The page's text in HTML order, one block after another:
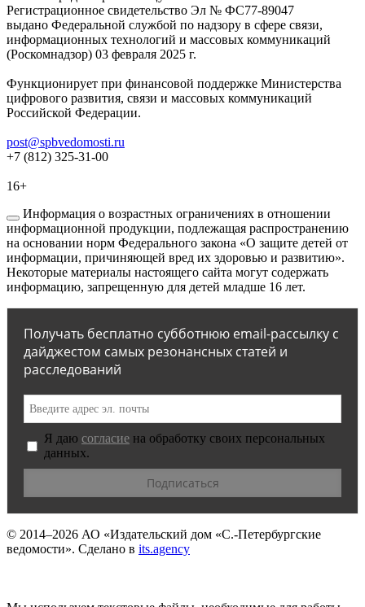
Регистрационное свидетельство Эл № ФС77-89047
выдано Федеральной службой по надзору в сфере связи,
информационных технологий и массовых коммуникаций
(Роскомнадзор) 03 февраля 2025 г.
Функционирует при финансовой поддержке Министерства
цифрового развития, связи и массовых коммуникаций
Российской Федерации.
post@spbvedomosti.ru
+7 (812) 325-31-00
16+
Информация о возрастных ограничениях в отношении
информационной продукции, подлежащая распространению
на основании норм Федерального закона «О защите детей от
информации, причиняющей вред их здоровью и развитию».
Некоторые материалы настоящего сайта могут содержать
информацию, запрещенную для детей младше 16 лет.
Получать бесплатно субботнюю email-рассылку с
дайджестом самых резонансных статей и
расследований
Я даю согласие на обработку своих персональных
данных.
© 2014–2026 АО «Издательский дом «С.-Петербургские
ведомости». Сделано в its.agency